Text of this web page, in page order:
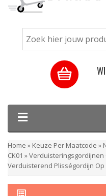
Home » Keuze Per Maatcode »
CK01 »Verduisteringsgordijnen
Verduisterend Plisségordijn Op